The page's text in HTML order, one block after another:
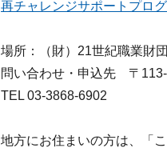
再チャレンジサポートプロ
場所：（財）21世紀職業
問い合わせ・申込先 〒
TEL 03-3868-6902
地方にお住まいの方は、「